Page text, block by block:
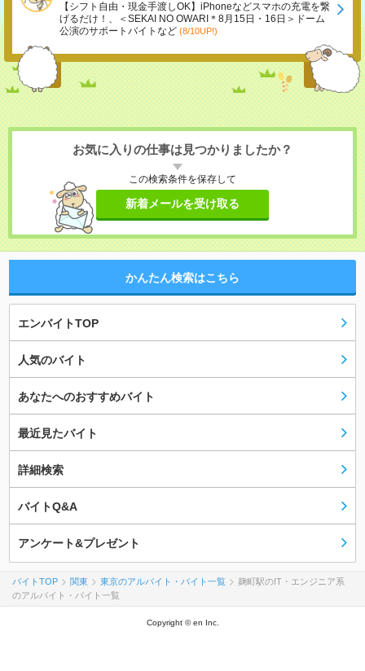
【シフト自由・現金手渡しOK】iPhoneなどスマホの充電を繋
げるだけ！、＜SEKAI NO OWARI＊8月15日・16日＞ドーム
公演のサポートバイトなど (8/10UP!)
お気に入りの仕事は見つかりましたか？
この検索条件を保存して
新着メールを受け取る
かんたん検索はこちら
エンバイトTOP
人気のバイト
あなたへのおすすめバイト
最近見たバイト
詳細検索
バイトQ&A
アンケート&プレゼント
バイトTOP 関東 東京のアルバイト・バイト一覧
麹町駅のIT・エンジニア系
のアルバイト・バイト一覧
Copyright © en Inc.